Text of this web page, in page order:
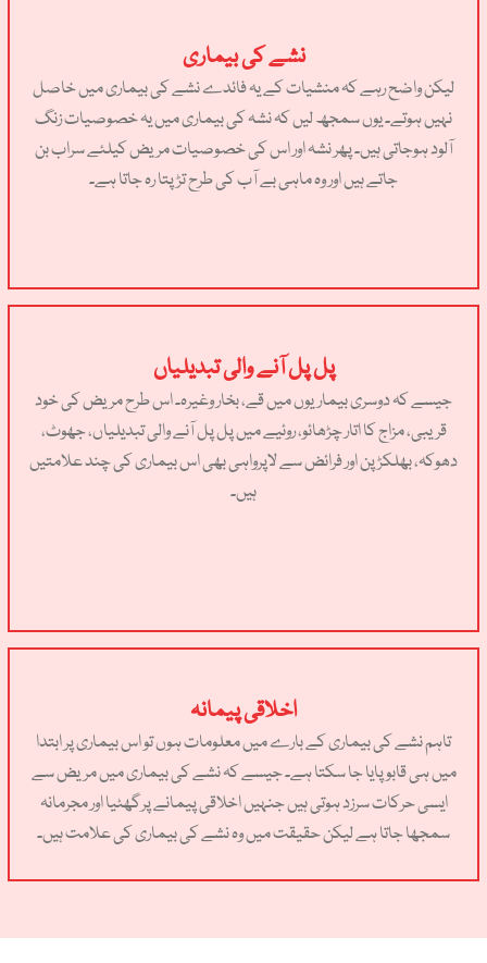
نشے کی بیماری
لیکن واضح رہے کہ منشیات کے یہ فائدے نشے کی بیماری میں خاصل
نہیں ہوتے۔ یوں سمجھ لیں کہ نشہ کی بیماری میں یہ خصوصیات زنگ
آلود ہوجاتی ہیں۔ پھر نشہ اور اس کی خصوصیات مریض کیلئے سراب بن
جاتے ہیں اور وہ ماہی بے آب کی طرح تڑپتا رہ جاتا ہے۔
پل پل آنے والی تبدیلیاں
جیسے کہ دوسری بیماریوں میں قے، بخار وغیرہ۔ اس طرح مریض کی خود
قریبی، مزاج کا اتار چڑھائو، روئیے میں پل پل آنے والی تبدیلیاں، جھوٹ،
دھوکہ، بھلکڑپن اور فرائض سے لاپرواہی بھی اس بیماری کی چند علامتیں
ہیں۔
اخلاقی پیمانہ
تاہم نشے کی بیماری کے بارے میں معلومات ہوں تو اس بیماری پر ابتدا
میں ہی قابو پایا جا سکتا ہے۔ جیسے کہ نشے کی بیماری میں مریض سے
ایسی حرکات سرزد ہوتی ہیں جنہیں اخلاقی پیمانے پرگھٹیا اور مجرمانہ
سمجھا جاتا ہے لیکن حقیقت میں وہ نشے کی بیماری کی علامت ہیں۔